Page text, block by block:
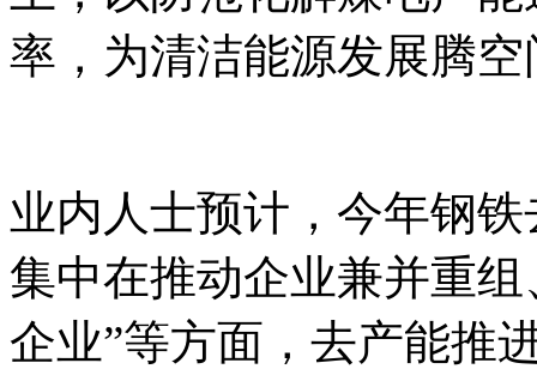
率，为清洁能源发展腾空
业内人士预计，今年钢
集中在推动企业兼并重
企业”等方面，去产能推